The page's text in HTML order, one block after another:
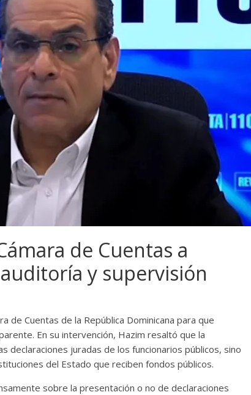
de Cuentas a
y supervisión
de Cuentas de la República Dominicana para que
En su intervención, Hazim resaltó que la
declaraciones juradas de los funcionarios públicos, sino
del Estado que reciben fondos públicos.
sobre la presentación o no de declaraciones